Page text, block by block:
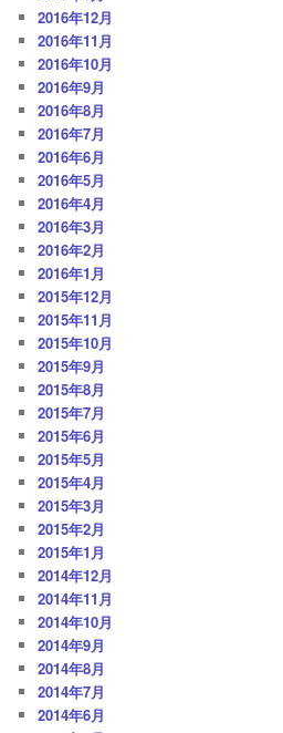
2016年12月
2016年11月
2016年10月
2016年9月
2016年8月
2016年7月
2016年6月
2016年5月
2016年4月
2016年3月
2016年2月
2016年1月
2015年12月
2015年11月
2015年10月
2015年9月
2015年8月
2015年7月
2015年6月
2015年5月
2015年4月
2015年3月
2015年2月
2015年1月
2014年12月
2014年11月
2014年10月
2014年9月
2014年8月
2014年7月
2014年6月